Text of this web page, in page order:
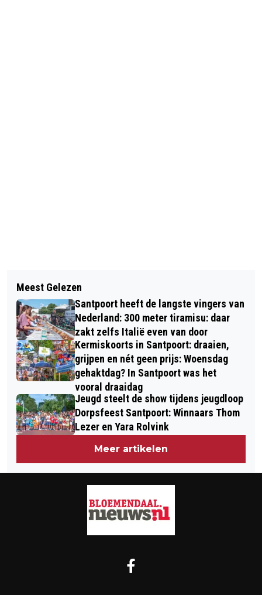
IJSBAAN HAARLEM GEOPEND MET
NIEUWE IJSVLOER EN OVERKAPPING
PB & THE JAGS TREDEN OP MET
'BLUESY BADKAMERGALM'
Meest Gelezen
Santpoort heeft de langste vingers van
Nederland: 300 meter tiramisu: daar
zakt zelfs Italië even van door
Kermiskoorts in Santpoort: draaien,
grijpen en nét geen prijs: Woensdag
gehaktdag? In Santpoort was het
vooral draaidag
Jeugd steelt de show tijdens jeugdloop
Dorpsfeest Santpoort: Winnaars Thom
Lezer en Yara Rolvink
Meer artikelen